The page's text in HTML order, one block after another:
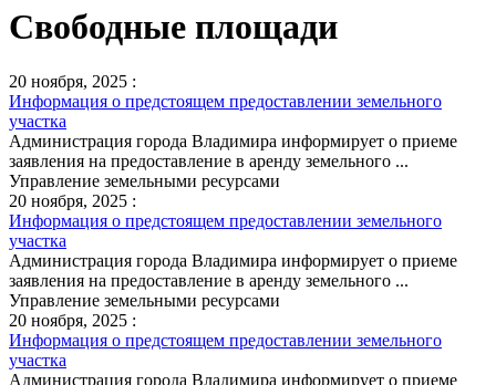
Свободные площади
20 ноября, 2025 :
Информация о предстоящем предоставлении земельного
участка
Администрация города Владимира информирует о приеме
заявления на предоставление в аренду земельного ...
Управление земельными ресурсами
20 ноября, 2025 :
Информация о предстоящем предоставлении земельного
участка
Администрация города Владимира информирует о приеме
заявления на предоставление в аренду земельного ...
Управление земельными ресурсами
20 ноября, 2025 :
Информация о предстоящем предоставлении земельного
участка
Администрация города Владимира информирует о приеме